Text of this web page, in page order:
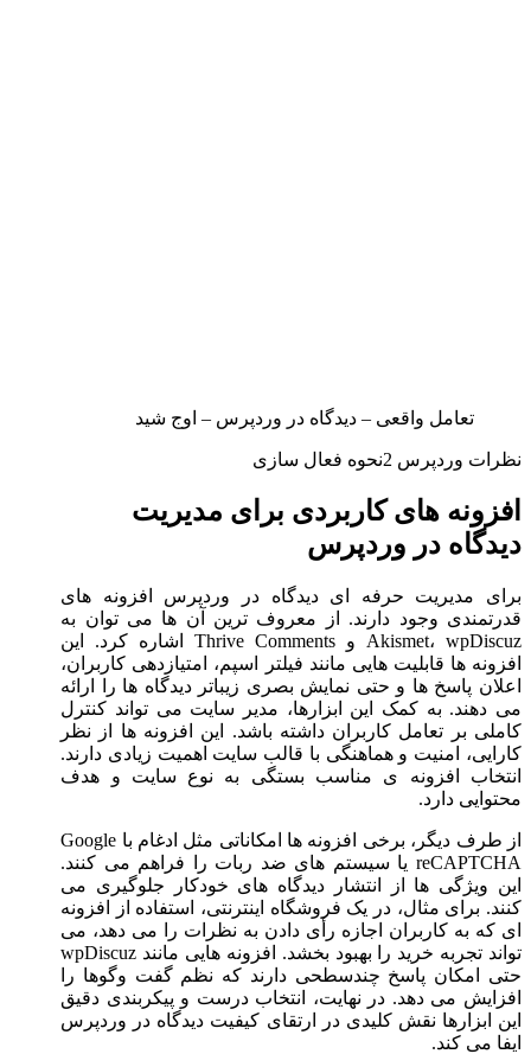
تعامل واقعی – دیدگاه در وردپرس – اوج شید
نظرات وردپرس 2نحوه فعال سازی
افزونه های کاربردی برای مدیریت
دیدگاه در وردپرس
برای مدیریت حرفه ای دیدگاه در وردپرس افزونه های
قدرتمندی وجود دارند. از معروف ترین آن ها می توان به
Akismet، wpDiscuz و Thrive Comments اشاره کرد. این
افزونه ها قابلیت هایی مانند فیلتر اسپم، امتیازدهی کاربران،
اعلان پاسخ ها و حتی نمایش بصری زیباتر دیدگاه ها را ارائه
می دهند. به کمک این ابزارها، مدیر سایت می تواند کنترل
کاملی بر تعامل کاربران داشته باشد. این افزونه ها از نظر
کارایی، امنیت و هماهنگی با قالب سایت اهمیت زیادی دارند.
انتخاب افزونه ی مناسب بستگی به نوع سایت و هدف
محتوایی دارد.
از طرف دیگر، برخی افزونه ها امکاناتی مثل ادغام با Google
reCAPTCHA یا سیستم های ضد ربات را فراهم می کنند.
این ویژگی ها از انتشار دیدگاه های خودکار جلوگیری می
کنند. برای مثال، در یک فروشگاه اینترنتی، استفاده از افزونه
ای که به کاربران اجازه رأی دادن به نظرات را می دهد، می
تواند تجربه خرید را بهبود بخشد. افزونه هایی مانند wpDiscuz
حتی امکان پاسخ چندسطحی دارند که نظم گفت وگوها را
افزایش می دهد. در نهایت، انتخاب درست و پیکربندی دقیق
این ابزارها نقش کلیدی در ارتقای کیفیت دیدگاه در وردپرس
ایفا می کند.